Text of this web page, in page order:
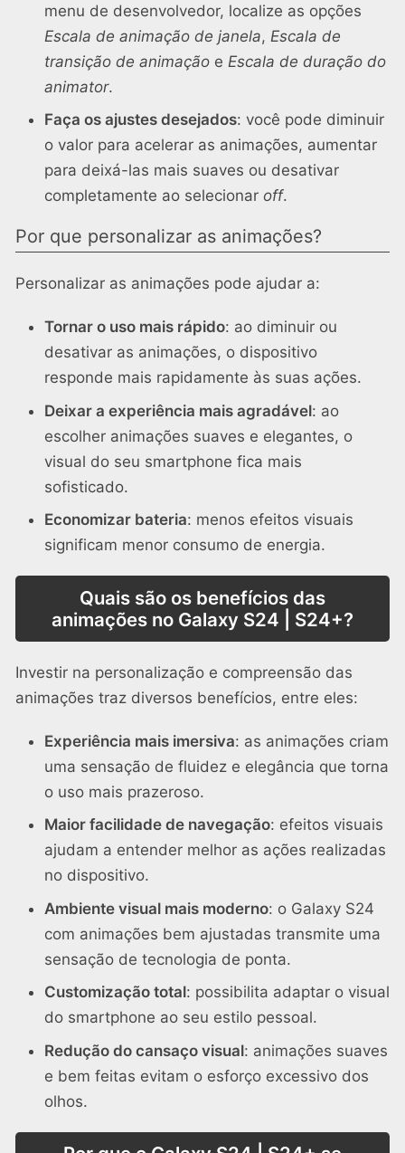
menu de desenvolvedor, localize as opções
Escala de animação de janela, Escala de
transição de animação e Escala de duração do
animator.
Faça os ajustes desejados: você pode diminuir
o valor para acelerar as animações, aumentar
para deixá-las mais suaves ou desativar
completamente ao selecionar off.
Por que personalizar as animações?
Personalizar as animações pode ajudar a:
Tornar o uso mais rápido: ao diminuir ou
desativar as animações, o dispositivo
responde mais rapidamente às suas ações.
Deixar a experiência mais agradável: ao
escolher animações suaves e elegantes, o
visual do seu smartphone fica mais
sofisticado.
Economizar bateria: menos efeitos visuais
significam menor consumo de energia.
Quais são os benefícios das
animações no Galaxy S24 | S24+?
Investir na personalização e compreensão das
animações traz diversos benefícios, entre eles:
Experiência mais imersiva: as animações criam
uma sensação de fluidez e elegância que torna
o uso mais prazeroso.
Maior facilidade de navegação: efeitos visuais
ajudam a entender melhor as ações realizadas
no dispositivo.
Ambiente visual mais moderno: o Galaxy S24
com animações bem ajustadas transmite uma
sensação de tecnologia de ponta.
Customização total: possibilita adaptar o visual
do smartphone ao seu estilo pessoal.
Redução do cansaço visual: animações suaves
e bem feitas evitam o esforço excessivo dos
olhos.